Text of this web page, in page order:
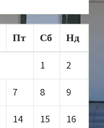
Пт Сб Нд
1 2
7 8 9
14 15 16